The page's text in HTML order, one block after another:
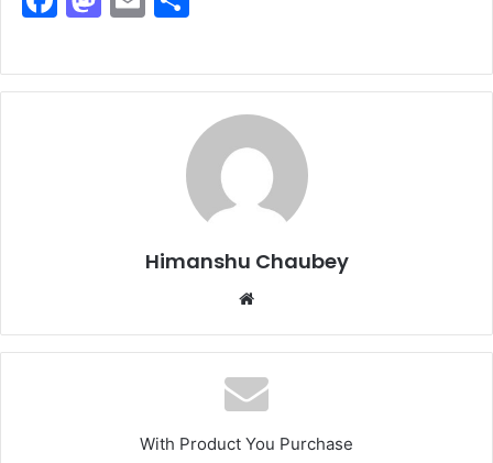
c
e
st
o
ai
l
ar
e
Himanshu Chaubey
With Product You Purchase